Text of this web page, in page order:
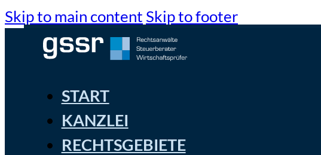
Skip to main content Skip to footer
START
KANZLEI
RECHTSGEBIETE